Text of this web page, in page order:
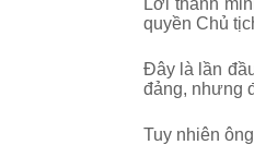
Lời thanh
quyền Chủ
Đây là lần
đảng, nhưng
Tuy nhiên